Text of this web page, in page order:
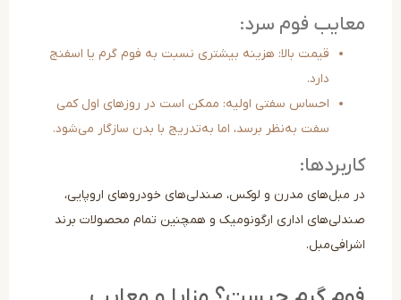
فوم سرد:
قیمت بالا: هزینه بیشتری نسبت به فوم گرم یا اسفنج
احساس سفتی اولیه: ممکن است در روزهای اول کمی
سفت به‌نظر برسد، اما به‌تدریج با بدن سازگار می‌شود.
مبل‌های مدرن و لوکس، صندلی‌های خودروهای اروپایی،
اداری ارگونومیک و همچنین تمام محصولات برند